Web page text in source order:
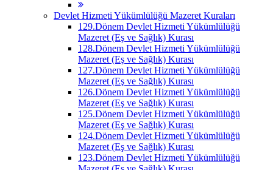
Devlet Hizmeti Yükümlülüğü Mazeret Kuraları
129.Dönem Devlet Hizmeti Yükümlülüğü
Mazeret (Eş ve Sağlık) Kurası
128.Dönem Devlet Hizmeti Yükümlülüğü
Mazeret (Eş ve Sağlık) Kurası
127.Dönem Devlet Hizmeti Yükümlülüğü
Mazeret (Eş ve Sağlık) Kurası
126.Dönem Devlet Hizmeti Yükümlülüğü
Mazeret (Eş ve Sağlık) Kurası
125.Dönem Devlet Hizmeti Yükümlülüğü
Mazeret (Eş ve Sağlık) Kurası
124.Dönem Devlet Hizmeti Yükümlülüğü
Mazeret (Eş ve Sağlık) Kurası
123.Dönem Devlet Hizmeti Yükümlülüğü